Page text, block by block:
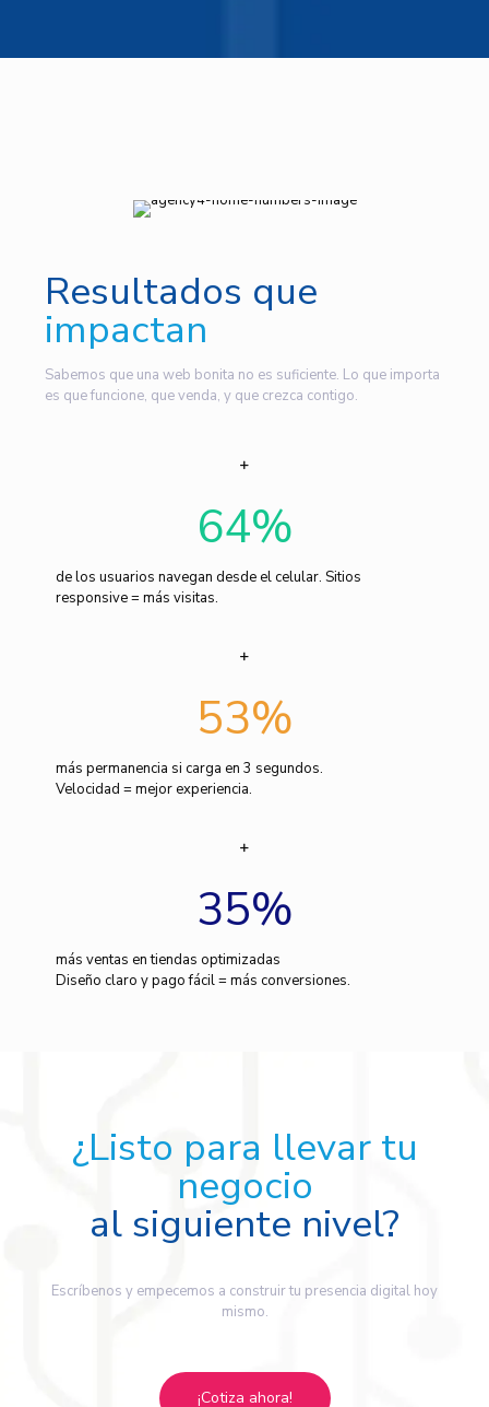
Resultados que
impactan
Sabemos que una web bonita no es suficiente. Lo que importa
es que funcione, que venda, y que crezca contigo.
64%
de los usuarios navegan desde el celular. Sitios
responsive = más visitas.
53%
más permanencia si carga en 3 segundos.
Velocidad = mejor experiencia.
35%
más ventas en tiendas optimizadas
Diseño claro y pago fácil = más conversiones.
¿Listo para llevar tu
negocio
al siguiente nivel?
Escríbenos y empecemos a construir tu presencia digital hoy
mismo.
¡Cotiza ahora!